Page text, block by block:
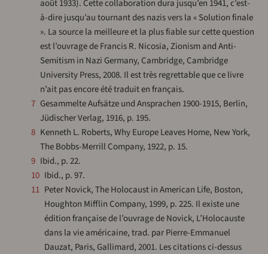
août 1933). Cette collaboration dura jusqu’en 1941, c’est-
à-dire jusqu’au tournant des nazis vers la « Solution finale
». La source la meilleure et la plus fiable sur cette question
est l’ouvrage de Francis R. Nicosia, Zionism and Anti-
Semitism in Nazi Germany, Cambridge, Cambridge
University Press, 2008. Il est très regrettable que ce livre
n’ait pas encore été traduit en français.
7 Gesammelte Aufsätze und Ansprachen 1900-1915, Berlin,
Jüdischer Verlag, 1916, p. 195.
8 Kenneth L. Roberts, Why Europe Leaves Home, New York,
The Bobbs-Merrill Company, 1922, p. 15.
9 Ibid., p. 22.
10 Ibid., p. 97.
11 Peter Novick, The Holocaust in American Life, Boston,
Houghton Mifflin Company, 1999, p. 225. Il existe une
édition française de l’ouvrage de Novick, L’Holocauste
dans la vie américaine, trad. par Pierre-Emmanuel
Dauzat, Paris, Gallimard, 2001. Les citations ci-dessus